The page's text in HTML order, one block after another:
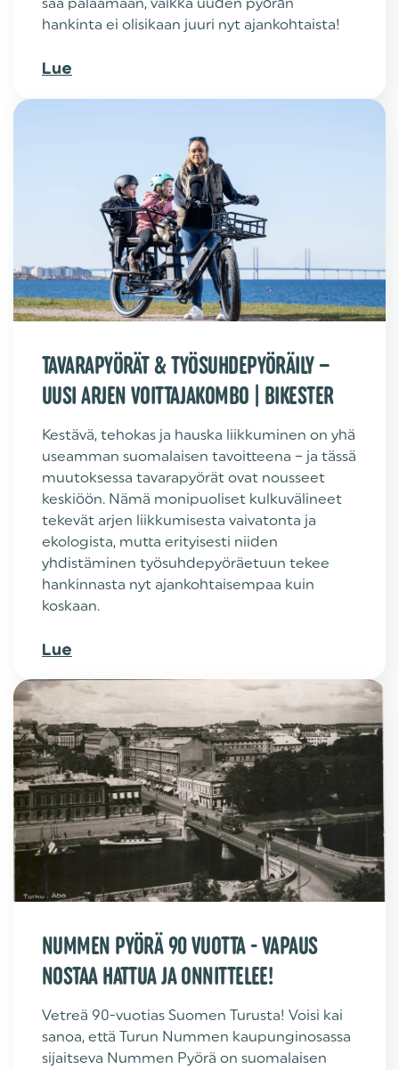
hankinta ei olisikaan juuri nyt ajankohtaista!
Lue
TAVARAPYÖRÄT & TYÖSUHDEPYÖRÄILY –
UUSI ARJEN VOITTAJAKOMBO | BIKESTER
Kestävä, tehokas ja hauska liikkuminen on yhä
useamman suomalaisen tavoitteena – ja tässä
muutoksessa tavarapyörät ovat nousseet
keskiöön. Nämä monipuoliset kulkuvälineet
tekevät arjen liikkumisesta vaivatonta ja
ekologista, mutta erityisesti niiden
yhdistäminen työsuhdepyöräetuun tekee
hankinnasta nyt ajankohtaisempaa kuin
koskaan.
Lue
NUMMEN PYÖRÄ 90 VUOTTA - VAPAUS
NOSTAA HATTUA JA ONNITTELEE!
Vetreä 90-vuotias Suomen Turusta! Voisi kai
sanoa, että Turun Nummen kaupunginosassa
sijaitseva Nummen Pyörä on suomalaisen